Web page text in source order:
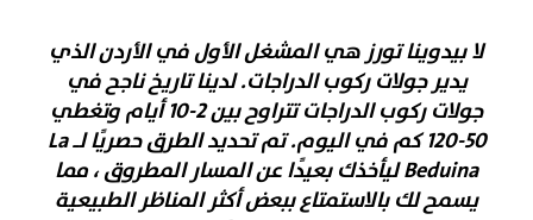
لا بيدوينا تورز هي المشغل الأول في الأردن الذي
يدير جولات ركوب الدراجات. لدينا تاريخ ناجح في
جولات ركوب الدراجات تتراوح بين 2-10 أيام وتغطي
50-120 كم في اليوم. تم تحديد الطرق حصريًا لـ La
Beduina ليأخذك بعيدًا عن المسار المطروق ، مما
يسمح لك بالاستمتاع ببعض أكثر المناظر الطبيعية